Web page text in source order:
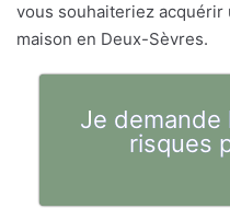
vous souhaiteriez
maison en Deux-Sèvres.
Je
risques